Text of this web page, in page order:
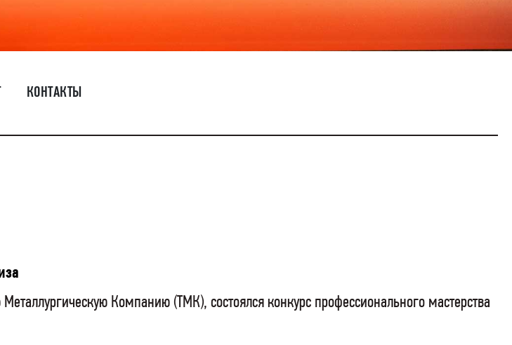
КОНТАКТЫ
Компанию (ТМК), состоялся конкурс профессионального мастерства